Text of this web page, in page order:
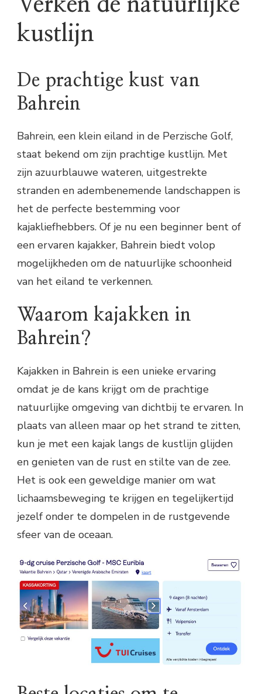
Verken de natuurlijke
kustlijn
De prachtige kust van
Bahrein
Bahrein, een klein eiland in de Perzische Golf,
staat bekend om zijn prachtige kustlijn. Met
zijn azuurblauwe wateren, uitgestrekte
stranden en adembenemende landschappen is
het de perfecte bestemming voor
kajakliefhebbers. Of je nu een beginner bent of
een ervaren kajakker, Bahrein biedt volop
mogelijkheden om de natuurlijke schoonheid
van het eiland te verkennen.
Waarom kajakken in
Bahrein?
Kajakken in Bahrein is een unieke ervaring
omdat je de kans krijgt om de prachtige
natuurlijke omgeving van dichtbij te ervaren. In
plaats van alleen maar op het strand te zitten,
kun je met een kajak langs de kustlijn glijden
en genieten van de rust en stilte van de zee.
Het is ook een geweldige manier om wat
lichaamsbeweging te krijgen en tegelijkertijd
jezelf onder te dompelen in de rustgevende
sfeer van de oceaan.